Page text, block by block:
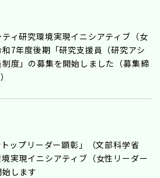
ィ研究環境実現イニシアティブ（女
7年度後期「研究支援員（研究アシ
度」の募集を開始しました（募集締
ップリーダー顕彰」（文部科学省
境実現イニシアティブ（女性リーダー
します